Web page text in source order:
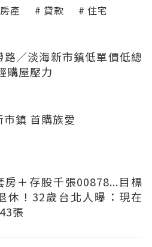
房產 貸款 住宅
路／淡海新市鎮低單價低總
購屋壓力
市鎮 首購族愛
房＋存股千張00878...目標
休！32歲台北人曝：現在
張